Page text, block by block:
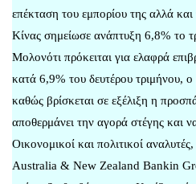
επέκταση του εμπορίου της αλλά
Κίνας σημείωσε ανάπτυξη 6,8% το
Μολονότι πρόκειται για ελαφρά
κατά 6,9% του δευτέρου τριμήνου, ο
καθώς βρίσκεται σε εξέλιξη η
αποθερμάνει την αγορά στέγης και
Οικονομικοί και πολιτικοί
Australia & New Zealand Bankin